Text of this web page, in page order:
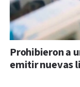
Prohibieron a
emitir nuevas